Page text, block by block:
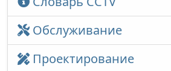
Обслуживание
Проектирование